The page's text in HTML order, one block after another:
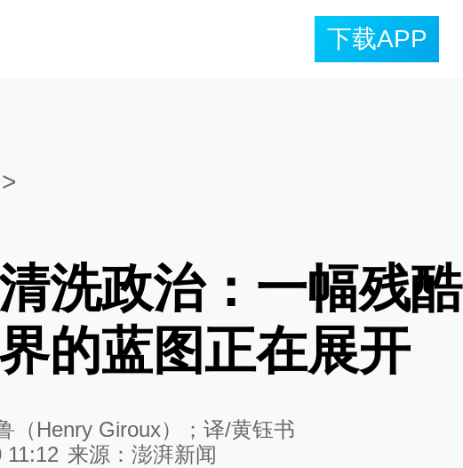
下载APP
>
洗政治：一幅残酷
的蓝图正在展开
（Henry Giroux）；译/黄钰书
11:12 来源： 澎湃新闻